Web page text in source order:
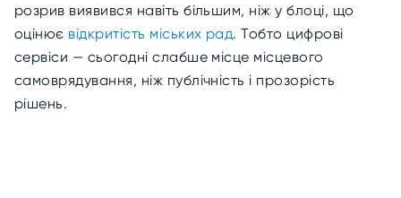
розрив виявився навіть більшим, ніж у блоці, що
оцінює відкритість міських рад. Тобто цифрові
сервіси — сьогодні слабше місце місцевого
самоврядування, ніж публічність і прозорість
рішень.